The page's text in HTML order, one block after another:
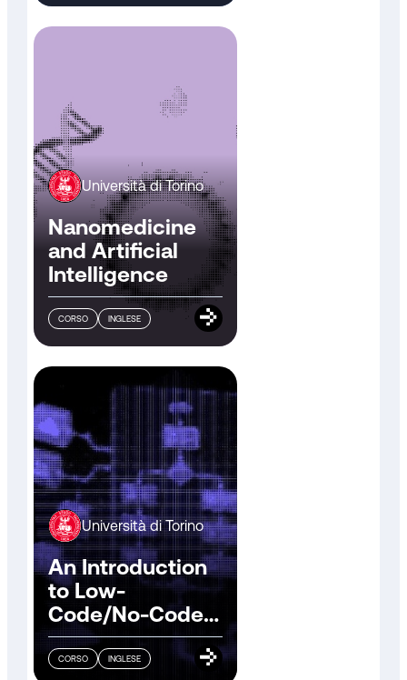
target
farmacologici
Università di Torino
Nanomedicine
and Artificial
Intelligence
CORSO INGLESE
Università di Torino
An Introduction
to Low-
Code/No-Code
Software
Development
CORSO INGLESE